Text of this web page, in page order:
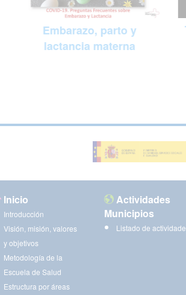
Embarazo, parto y
lactancia materna
Inicio
Introducción
Visión, misión, valores
y objetivos
Metodología de la
Escuela de Salud
Estructura por áreas
Actividades
Municipios
Listado de